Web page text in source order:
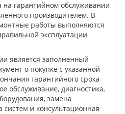
на гарантийном обслуживании
производителем. В
работы выполняются
эксплуатации
является заполненный
о покупке с указанной
гарантийного срока
обслуживание, диагностика,
замена
систем и консультационная